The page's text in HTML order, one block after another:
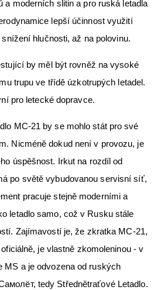
a moderních slitin a pro ruská letadla
lepší účinnost využití
hlučnosti, až na polovinu.
by měl být rovněž na vysoké
trupu ve třídě úzkotrupých letadel.
pro letecké dopravce.
MC-21 by se mohlo stát pro své
Nicméně dokud není v provozu, je
úspěšnost. Irkut na rozdíl od
po světě vybudovanou servisní síť,
pracuje stejně moderními a
letadlo samo, což v Rusku stále
Zajímavostí je, že zkratka MC-21,
je vlastně zkomoleninou - v
MS a je odvozena od ruských
tedy Střednětraťové Letadlo.